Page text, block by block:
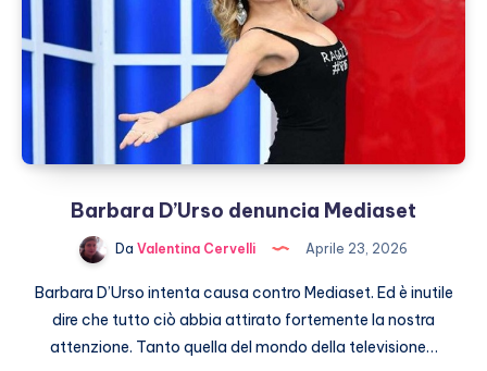
morte
Barbara D’Urso denuncia Mediaset
Da Valentina Cervelli Aprile 23, 2026
Barbara D’Urso intenta causa contro Mediaset. Ed è inutile
dire che tutto ciò abbia attirato fortemente la nostra
attenzione. Tanto quella del mondo della televisione…